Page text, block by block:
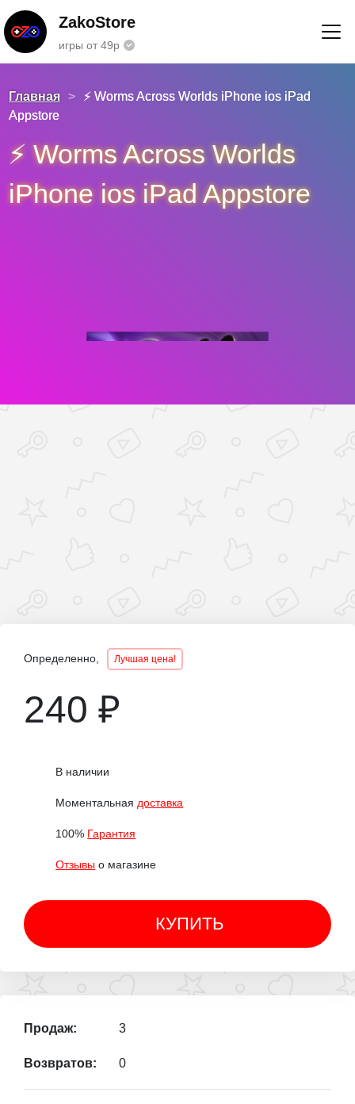
ZakoStore
игры от 49р
Главная >
⚡️ Worms Across Worlds iPhone ios iPad
Appstore
⚡️ Worms Across Worlds
iPhone ios iPad Appstore
Определенно, Лучшая цена!
240 ₽
В наличии
Моментальная доставка
100% Гарантия
Отзывы о магазине
КУПИТЬ
Продаж: 3
Возвратов: 0